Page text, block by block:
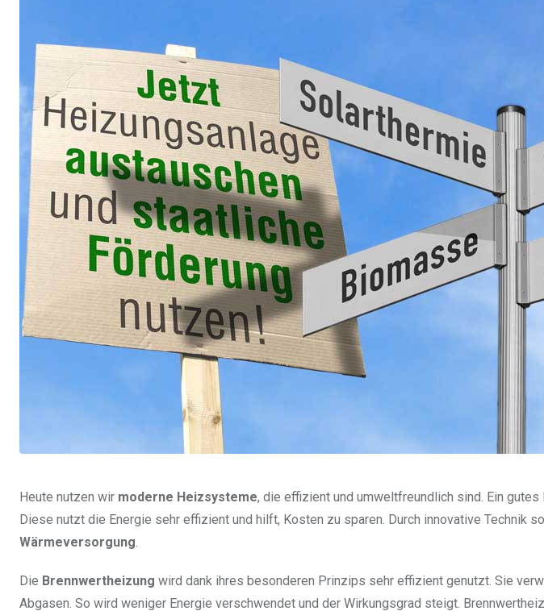
Heute nutzen wir moderne Heizsysteme, die effizient und umweltfreundlich sind. Ein
Diese nutzt die Energie sehr effizient und hilft, Kosten zu sparen. Durch innovative Technik
Wärmeversorgung.
Die Brennwertheizung wird dank ihres besonderen Prinzips sehr effizient genutzt. Sie
Abgasen. So wird weniger Energie verschwendet und der Wirkungsgrad steigt.